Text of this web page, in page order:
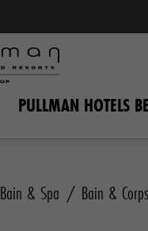
PULLMAN HOTELS
Bain & Spa Bain & Corps